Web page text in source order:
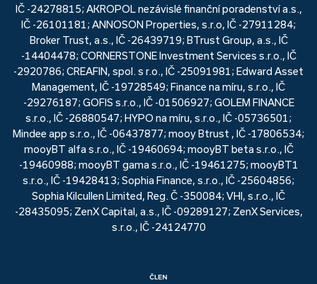
IČ -24278815; AKROPOL nezávislé finanční poradenství a.s.,
IČ -26101181; ANNOSON Properties, s.r.o, IČ -27911284;
Broker Trust, a.s., IČ -26439719; BTrust Group, a.s., IČ
-14404478; CORNERSTONE Investment Services s.r.o., IČ
-2920786; CREAFIN, spol. s r.o., IČ -25091981; Edward Asset
Management, IČ -19728549; Finance na míru, s.r.o., IČ
-29276187; GOFIS s.r.o., IČ -01506927; GOLEM FINANCE
s.r.o., IČ -26880547; HYPO na míru, s.r.o., IČ -05736501;
Mindee app s.r.o., IČ -06437877; mooy Btrust , IČ -17806534;
mooyBT alfa s.r.o., IČ -19460694; mooyBT beta s.r.o., IČ
-19460988; mooyBT gama s.r.o., IČ -19461275; mooyBT1
s.r.o., IČ -19428413; Sophia Finance, s.r.o., IČ -25604856;
Sophia Kilcullen Limited, Reg. Č -350084; VHI, s.r.o., IČ
-28435095; ZenX Capital, a.s., IČ -09289127; ZenX Services,
s.r.o., IČ -24124770